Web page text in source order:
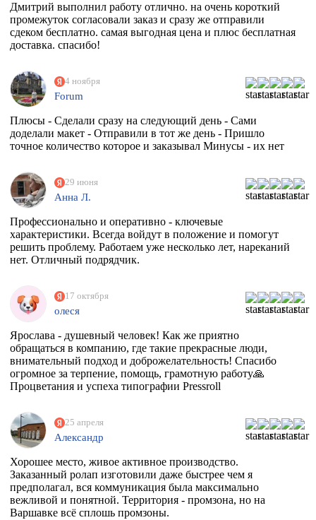
Дмитрий выполнил работу отлично. на очень короткий
промежуток согласовали заказ и сразу же отправили
сдеком бесплатно. самая выгодная цена и плюс бесплатная
доставка. спасибо!
4 ноября
Forum
Плюсы - Сделали сразу на следующий день - Сами
доделали макет - Отправили в тот же день - Пришло
точное количество которое и заказывал Минусы - их нет
29 июня
Анна Л.
Профессионально и оперативно - ключевые
характеристики. Всегда войдут в положение и помогут
решить проблему. Работаем уже несколько лет, нареканий
нет. Отличный подрядчик.
17 октября
олеся
Ярослава - душевный человек! Как же приятно
обращаться в компанию, где такие прекрасные люди,
внимательный подход и доброжелательность! Спасибо
огромное за терпение, помощь, грамотную работу🙏
Процветания и успеха типографии Pressroll
25 апреля
Александр
Хорошее место, живое активное производство.
Заказанный ролап изготовили даже быстрее чем я
предполагал, вся коммуникация была максимально
вежливой и понятной. Территория - промзона, но на
Варшавке всё сплошь промзоны.